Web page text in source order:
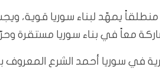
منطلقاً يمهّد لبناء سوريا قوية،
معاً في بناء سوريا مستقرة
في سوريا أحمد الشرع